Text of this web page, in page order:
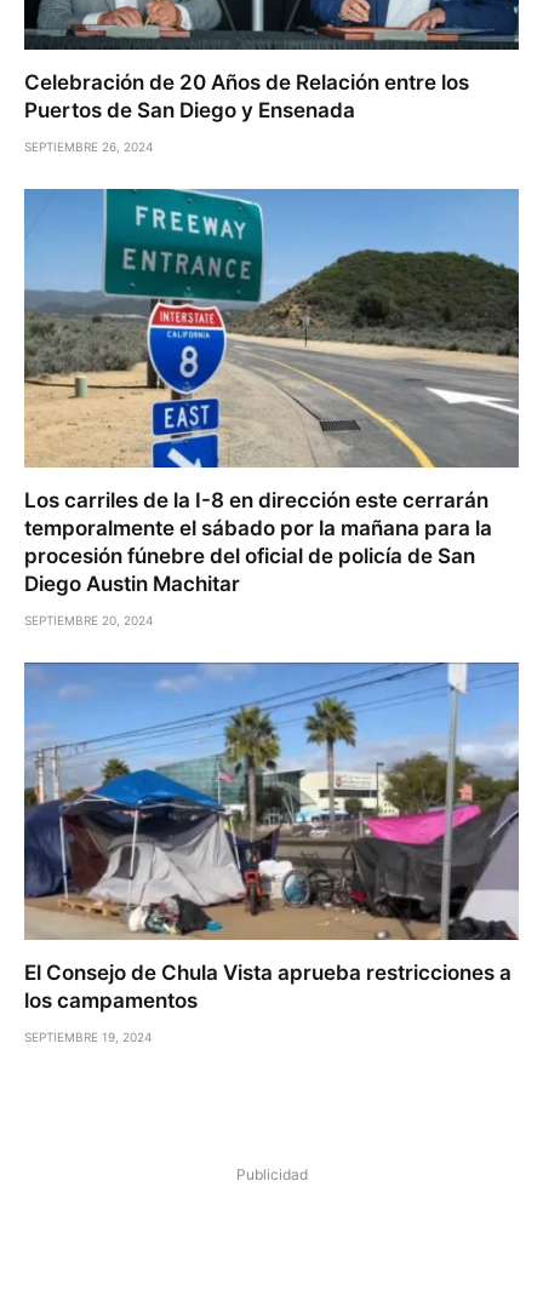
Celebración de 20 Años de Relación entre los
Puertos de San Diego y Ensenada
SEPTIEMBRE 26, 2024
Los carriles de la I-8 en dirección este cerrarán
temporalmente el sábado por la mañana para la
procesión fúnebre del oficial de policía de San
Diego Austin Machitar
SEPTIEMBRE 20, 2024
El Consejo de Chula Vista aprueba restricciones a
los campamentos
SEPTIEMBRE 19, 2024
Publicidad